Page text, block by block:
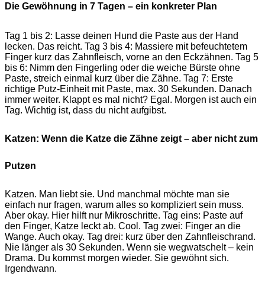
Die Gewöhnung in 7 Tagen – ein konkreter Plan
Tag 1 bis 2: Lasse deinen Hund die Paste aus der Hand
lecken. Das reicht. Tag 3 bis 4: Massiere mit befeuchtetem
Finger kurz das Zahnfleisch, vorne an den Eckzähnen. Tag 5
bis 6: Nimm den Fingerling oder die weiche Bürste ohne
Paste, streich einmal kurz über die Zähne. Tag 7: Erste
richtige Putz-Einheit mit Paste, max. 30 Sekunden. Danach
immer weiter. Klappt es mal nicht? Egal. Morgen ist auch ein
Tag. Wichtig ist, dass du nicht aufgibst.
Katzen: Wenn die Katze die Zähne zeigt – aber nicht zum
Putzen
Katzen. Man liebt sie. Und manchmal möchte man sie
einfach nur fragen, warum alles so kompliziert sein muss.
Aber okay. Hier hilft nur Mikroschritte. Tag eins: Paste auf
den Finger, Katze leckt ab. Cool. Tag zwei: Finger an die
Wange. Auch okay. Tag drei: kurz über den Zahnfleischrand.
Nie länger als 30 Sekunden. Wenn sie wegwatschelt – kein
Drama. Du kommst morgen wieder. Sie gewöhnt sich.
Irgendwann.